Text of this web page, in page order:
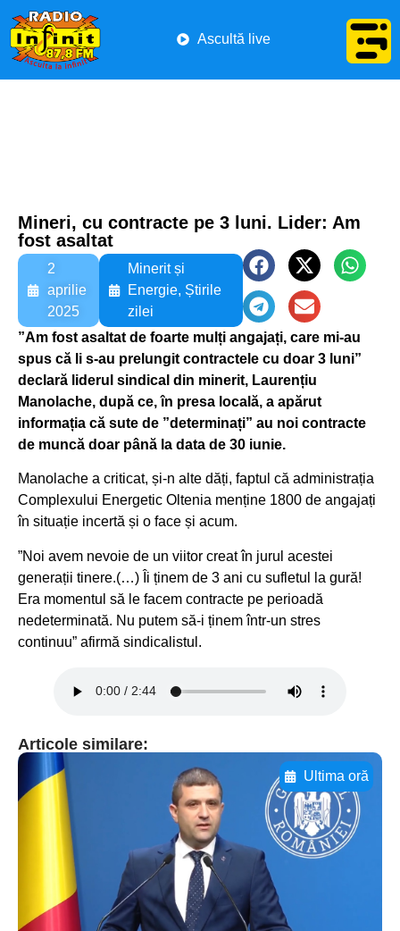
Ascultă live
Mineri, cu contracte pe 3 luni. Lider: Am
fost asaltat
2
aprilie
2025
Minerit și
Energie, Știrile
zilei
”Am fost asaltat de foarte mulți angajați, care mi-au
spus că li s-au prelungit contractele cu doar 3 luni”
declară liderul sindical din minerit, Laurențiu
Manolache, după ce, în presa locală, a apărut
informația că sute de ”determinați” au noi contracte
de muncă doar până la data de 30 iunie.
Manolache a criticat, și-n alte dăți, faptul că administrația
Complexului Energetic Oltenia menține 1800 de angajați
în situație incertă și o face și acum.
”Noi avem nevoie de un viitor creat în jurul acestei
generații tinere.(…) Îi ținem de 3 ani cu sufletul la gură!
Era momentul să le facem contracte pe perioadă
nedeterminată. Nu putem să-i ținem într-un stres
continuu” afirmă sindicalistul.
Articole similare:
Ultima oră
Adaugă aici textul pentru
subtitluAdaugă aici
textul pentru
subtitluAdaugă aici
textul pentru